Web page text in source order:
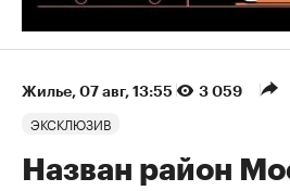
Жилье 07 авг, 13:55 3 059
ЭКСКЛЮЗИВ
Назван район